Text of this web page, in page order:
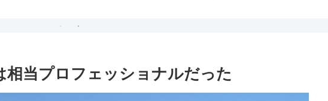
当プロフェッショナルだった